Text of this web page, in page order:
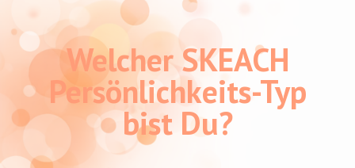
Welcher SKEACH
Persönlichkeits-Typ
bist Du?